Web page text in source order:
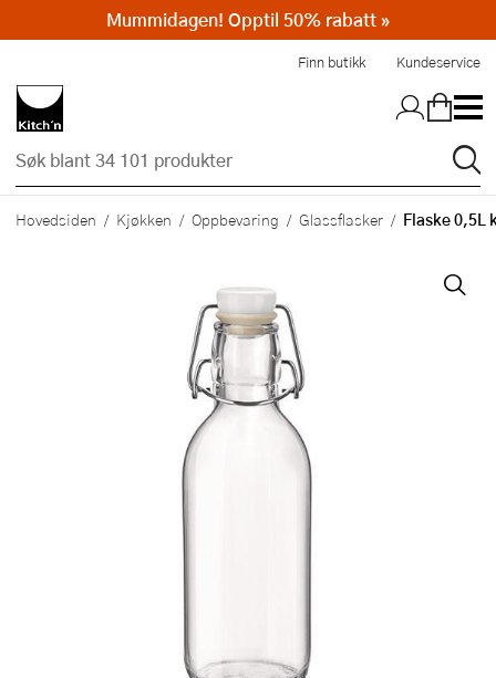
Finn butikk Kundeservice
Hovedsiden Kjøkken Oppbevaring Glassflasker Flaske 0,5L
Mummidagen! Opptil 50% rabatt »